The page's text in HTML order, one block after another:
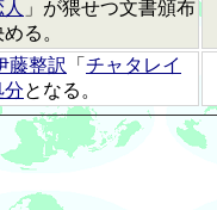
」が猥せつ文書頒布
る。
藤整訳 「 チャタレイ
分となる。